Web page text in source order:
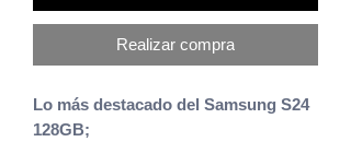
Realizar compra
Lo más destacado del Samsung S24
128GB;